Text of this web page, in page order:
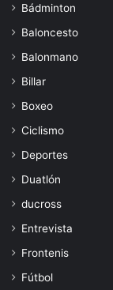
Bádminton
Baloncesto
Balonmano
Billar
Boxeo
Ciclismo
Deportes
Duatlón
ducross
Entrevista
Frontenis
Fútbol